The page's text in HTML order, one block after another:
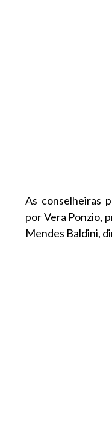
As conselheiras
por Vera Ponzio,
Mendes Baldini,